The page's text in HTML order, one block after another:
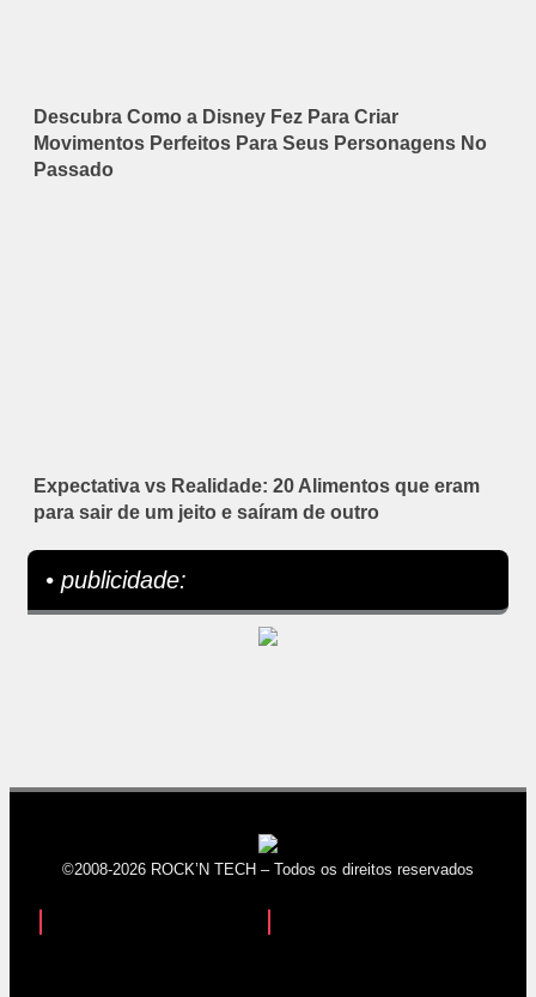
Descubra Como a Disney Fez Para Criar
Movimentos Perfeitos Para Seus Personagens No
Passado
Expectativa vs Realidade: 20 Alimentos que eram
para sair de um jeito e saíram de outro
• publicidade:
©2008-2026 ROCK’N TECH – Todos os direitos reservados